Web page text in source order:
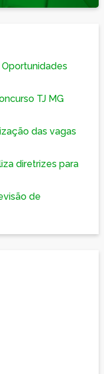
Oportunidades
TJ MG
das vagas
diretrizes para
de